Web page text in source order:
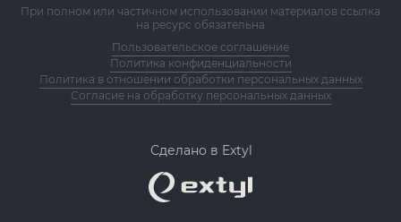
При полном или частичном использовании материалов ссылка
на ресурс обязательна
Пользовательское соглашение
Политика конфиденциальности
Политика в отношении обработки персональных данных
Согласие на обработку персональных данных
Сделано в Extyl